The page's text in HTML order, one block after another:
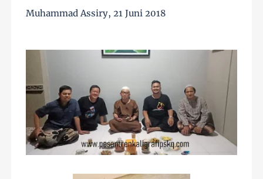
Muhammad Assiry, 21 Juni 2018